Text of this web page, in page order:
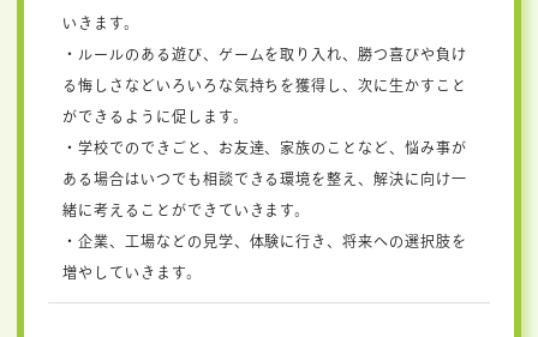
いきます。
・ルールのある遊び、ゲームを取り入れ、勝つ喜びや負け
る悔しさなどいろいろな気持ちを獲得し、次に生かすこと
ができるように促します。
・学校でのできごと、お友達、家族のことなど、悩み事が
ある場合はいつでも相談できる環境を整え、解決に向け一
緒に考えることができていきます。
・企業、工場などの見学、体験に行き、将来への選択肢を
増やしていきます。